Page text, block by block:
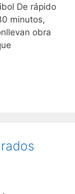
De rápido
minutos,
obra